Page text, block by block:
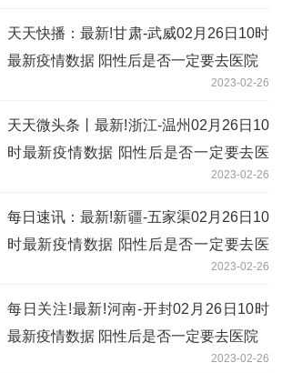
天天快播：最新!甘肃-武威02月26日10时
最新疫情数据 阳性后是否一定要去医院
2023-02-26
天天微头条丨最新!浙江-温州02月26日10
时最新疫情数据 阳性后是否一定要去医
2023-02-26
每日速讯：最新!新疆-五家渠02月26日10
时最新疫情数据 阳性后是否一定要去医
2023-02-26
每日关注!最新!河南-开封02月26日10时
最新疫情数据 阳性后是否一定要去医院
2023-02-26